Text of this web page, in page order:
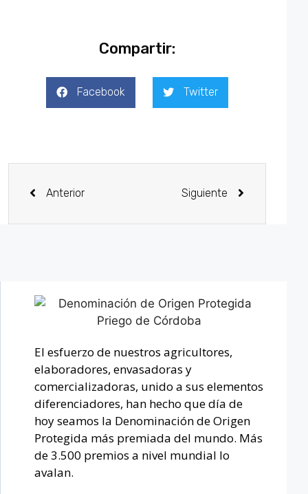
Compartir:
Facebook Twitter
Anterior Siguiente
El esfuerzo de nuestros agricultores,
elaboradores, envasadoras y
comercializadoras, unido a sus elementos
diferenciadores, han hecho que día de
hoy seamos la Denominación de Origen
Protegida más premiada del mundo. Más
de 3.500 premios a nivel mundial lo
avalan.